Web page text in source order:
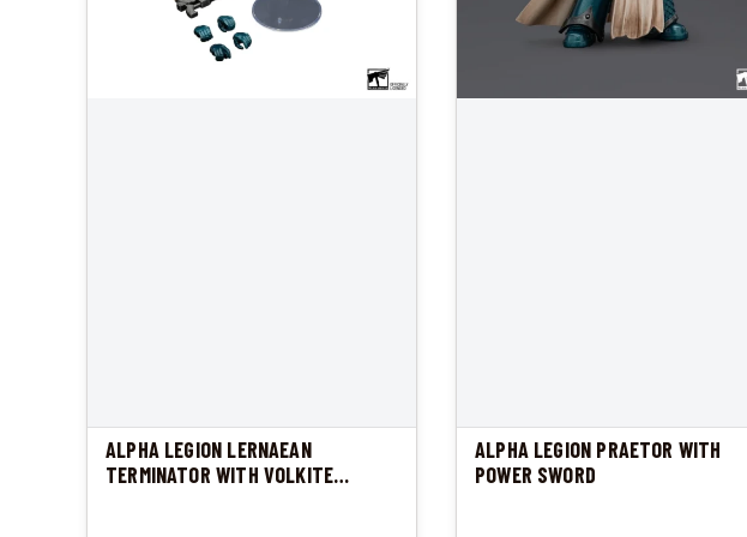
ALPHA LEGION LERNAEAN
TERMINATOR WITH VOLKITE
ALPHA LEGION PRAETOR WITH
POWER SWORD